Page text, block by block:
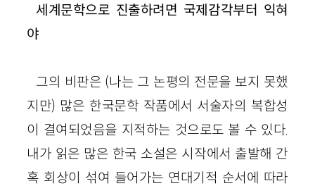
세계문학으로 진출하려면 국제감각부터 익혀
야
그의 비판은 (나는 그 논평의 전문을 보지 못했
지만) 많은 한국문학 작품에서 서술자의 복합성
이 결여되었음을 지적하는 것으로도 볼 수 있다.
내가 읽은 많은 한국 소설은 시작에서 출발해 간
혹 회상이 섞여 들어가는 연대기적 순서에 따라